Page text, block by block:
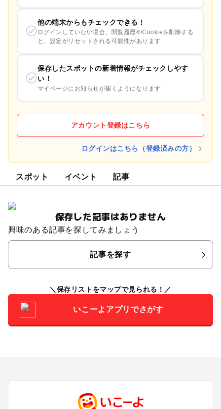
他の端末からもチェックできる！
ログインしていない場合、閲覧履歴やCookieを削除する
と、設定がリセットされる可能性があります
保存したスポットの新着情報がチェックしやす
い！
マイページにお知らせが届くようになります
アカウント登録はこちら
ログインはこちら（登録済みの方）
スポット イベント 記事
保存した記事はありません
興味のある記事を探してみましょう
記事を探す
保存リストをマップで見られる！
いこーよアプリでさがす